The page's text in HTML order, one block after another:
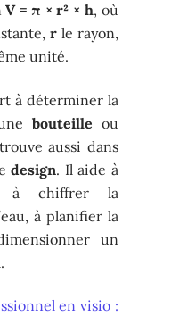
V = π × r² × h, où
rle rayon,
unité.
à déterminer la
bouteille ou
aussi dans
design. Il aide à
à chiffrer la
à planifier la
un
en visio :